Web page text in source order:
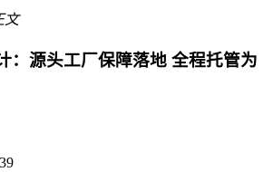
文
：源头工厂保障落地 全程托管为